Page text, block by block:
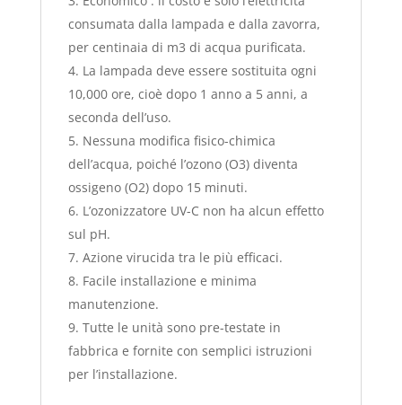
consumata dalla lampada e dalla zavorra,
per centinaia di m3 di acqua purificata.
La lampada deve essere sostituita ogni
10,000 ore, cioè dopo 1 anno a 5 anni, a
seconda dell’uso.
Nessuna modifica fisico-chimica
dell’acqua, poiché l’ozono (O3) diventa
ossigeno (O2) dopo 15 minuti.
L’ozonizzatore UV-C non ha alcun effetto
sul pH.
Azione virucida tra le più efficaci.
Facile installazione e minima
manutenzione.
Tutte le unità sono pre-testate in
fabbrica e fornite con semplici istruzioni
per l’installazione.